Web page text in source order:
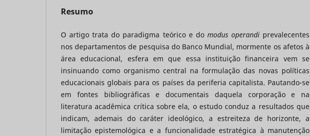
Resumo
O artigo trata do paradigma teórico e do modus operandiprevalecentes
nos departamentos de pesquisa do Banco Mundial, mormente os afetos à
área educacional, esfera em que essa instituição financeira vem se
insinuando como organismo central na formulação das novas políticas
educacionais globais para os países da periferia capitalista. Pautando-se
em fontes bibliográficas e documentais daquela corporação e na
literatura acadêmica crítica sobre ela, o estudo conduz a resultados que
indicam, ademais do caráter ideológico, a estreiteza de horizonte, a
limitação epistemológica e a funcionalidade estratégica à manutenção